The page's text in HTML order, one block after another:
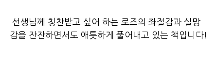
선생님께 칭찬받고 싶어 하는 로즈의 좌절감과 실망
감을 잔잔하면서도 애틋하게 풀어내고 있는 책입니다!